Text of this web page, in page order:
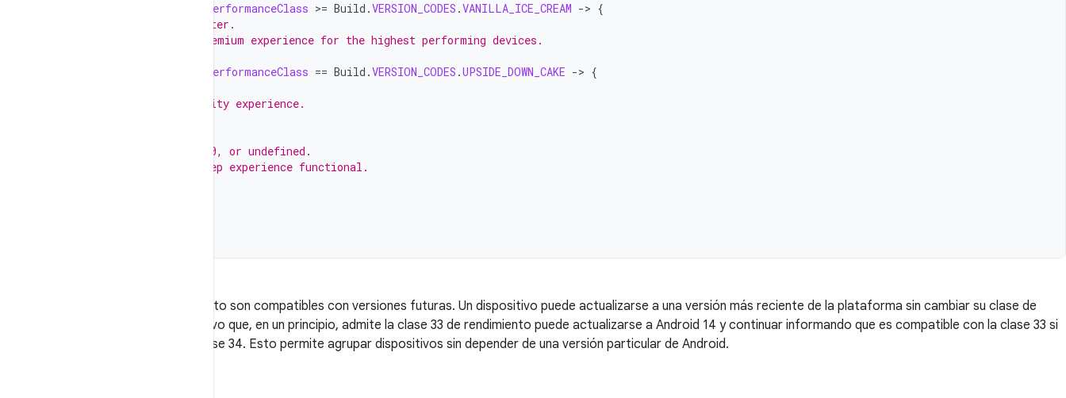
mediaPerformanceClass >= Build .VERSION_CODES .VANILLA_ICE_CREAM -> {
// MPC level 35 and later.
// Provide the most premium experience for the highest performing devices.
mediaPerformanceClass == Build .VERSION_CODES .UPSIDE_DOWN_CAKE -> {
// Provide a high quality experience.
// MPC level 33, 31, 30, or undefined.
// Remove extras to keep experience functional.
Los niveles de las clases de rendimiento son compatibles con versiones futuras. Un dispositivo puede actualizarse a una versión más reciente de la plataforma sin cambiar su clase de
rendimiento. Por ejemplo, un dispositivo que, en un principio, admite la clase 33 de rendimiento puede actualizarse a Android 14 y continuar informando que es compatible con la clase 33 si
no cumple con los requisitos de la clase 34. Esto permite agrupar dispositivos sin depender de una versión particular de Android.